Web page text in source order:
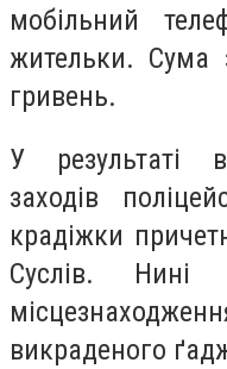
мобільний
жительки. Сума
гривень.
У результаті
заходів
крадіжки
Суслів. Нині
викраденого